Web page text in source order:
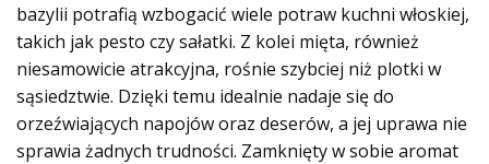
bazylii potrafią wzbogacić wiele potraw kuchni włoskiej,
takich jak pesto czy sałatki. Z kolei mięta, również
niesamowicie atrakcyjna, rośnie szybciej niż plotki w
sąsiedztwie. Dzięki temu idealnie nadaje się do
orzeźwiających napojów oraz deserów, a jej uprawa nie
sprawia żadnych trudności. Zamknięty w sobie aromat